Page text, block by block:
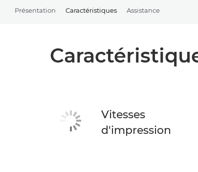
Présentation Caractéristiques Assistance
Vitesses
d'impression